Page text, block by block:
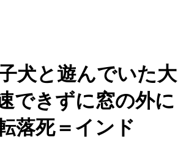
犬と遊んでいた大
できずに窓の外に
落死＝インド